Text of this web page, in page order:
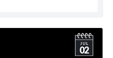
JUL
02